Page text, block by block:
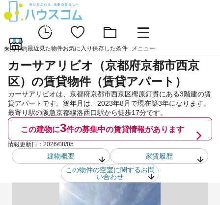
来店予約最近見た物件お気に入り 保存した条件 メニュー
カーサアリビオ（京都府京都市西京
区）の賃貸物件（賃貸アパート）
カーサアリビオは、京都府京都市西京区樫原釘貫にある3階建の賃
貸アパートです。築年月は、2023年8月で現在築3年になります。
最寄り駅の阪急京都線洛西口駅から徒歩17分です。
この建物に3件の募集中の賃貸情報があります
情報更新日： 2026/08/05
建物概要
家賃履歴
この物件の空室に関するお問
い合わせ